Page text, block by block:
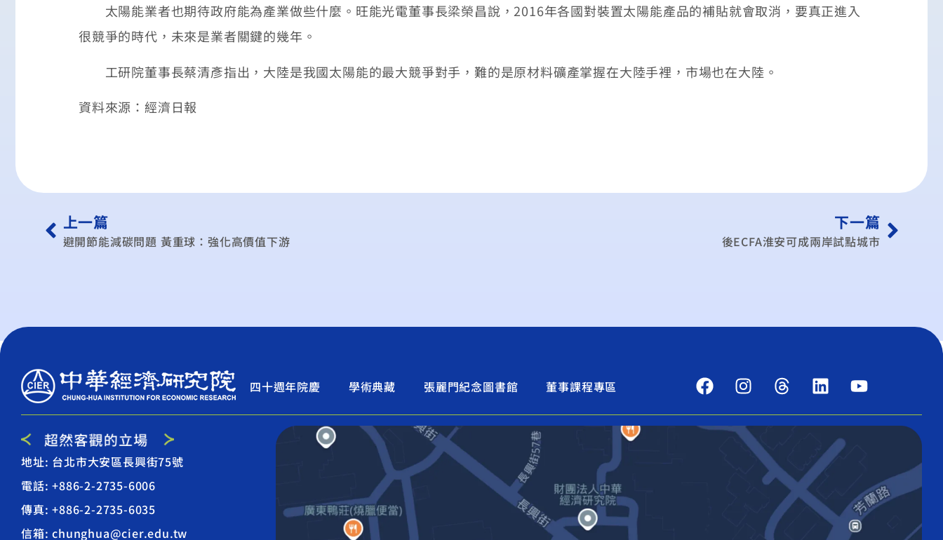
太陽能業者也期待政府能為產業做些什麼。旺能光電董事長梁榮昌說，2016年各國對裝置太陽能產品的補貼就會取消，要真正進入
很競爭的時代，未來是業者關鍵的幾年。
工研院董事長蔡清彥指出，大陸是我國太陽能的最大競爭對手，難的是原材料礦產掌握在大陸手裡，市場也在大陸。
資料來源：經濟日報
上一篇
避開節能減碳問題 黃重球：強化高價值下游
下一篇
後ECFA淮安可成兩岸試點城市
四十週年院慶 學術典藏 張麗門紀念圖書館 董事課程專區
地址: 台北市大安區長興街75號
電話: +886-2-2735-6006
傳真: +886-2-2735-6035
信箱: chunghua@cier.edu.tw